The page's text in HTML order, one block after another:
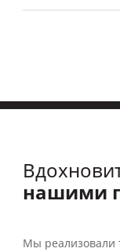
нашими
Мы реализовали